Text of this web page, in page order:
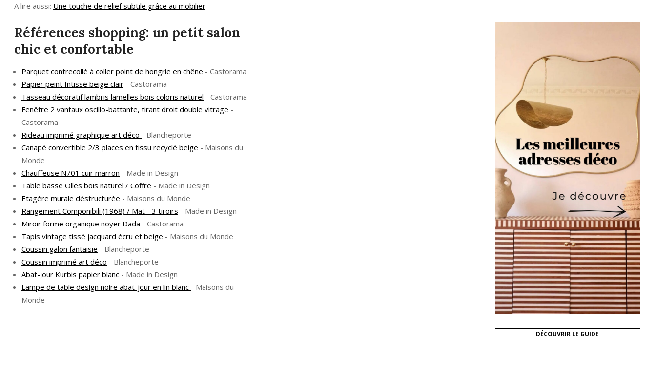
A lire aussi: Une touche de relief subtile grâce au mobilier
Références shopping: un petit salon
chic et confortable
Parquet contrecollé à coller point de hongrie en chêne - Castorama
Papier peint Intissé beige clair - Castorama
Tasseau décoratif lambris lamelles bois coloris naturel - Castorama
Fenêtre 2 vantaux oscillo-battante, tirant droit double vitrage -
Castorama
Rideau imprimé graphique art déco - Blancheporte
Canapé convertible 2/3 places en tissu recyclé beige - Maisons du
Monde
Chauffeuse N701 cuir marron - Made in Design
Table basse Olles bois naturel / Coffre - Made in Design
Etagère murale déstructurée - Maisons du Monde
Rangement Componibili (1968) / Mat - 3 tiroirs - Made in Design
Miroir forme organique noyer Dada - Castorama
Tapis vintage tissé jacquard écru et beige - Maisons du Monde
Coussin galon fantaisie - Blancheporte
Coussin imprimé art déco - Blancheporte
Abat-jour Kurbis papier blanc - Made in Design
Lampe de table design noire abat-jour en lin blanc - Maisons du
Monde
DÉCOUVRIR LE GUIDE